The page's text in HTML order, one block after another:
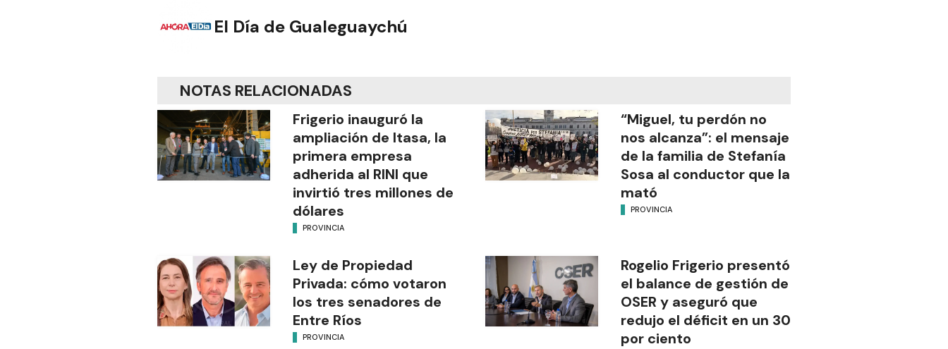
El Día de Gualeguaychú
NOTAS RELACIONADAS
Frigerio inauguró la
ampliación de Itasa, la
primera empresa
adherida al RINI que
invirtió tres millones de
dólares
PROVINCIA
“Miguel, tu perdón no
nos alcanza”: el mensaje
de la familia de Stefanía
Sosa al conductor que la
mató
PROVINCIA
Ley de Propiedad
Privada: cómo votaron
los tres senadores de
Entre Ríos
PROVINCIA
Rogelio Frigerio presentó
el balance de gestión de
OSER y aseguró que
redujo el déficit en un 30
por ciento